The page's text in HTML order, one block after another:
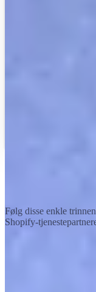
Følg disse enkle
Shopify-